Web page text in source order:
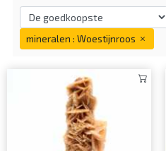
mineralen : Woestijnroos